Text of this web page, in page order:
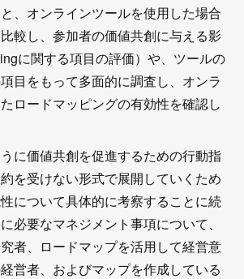
、オンラインツールを使用した場合
較し、参加者の価値共創に与える影
に関する項目の評価）や、ツールの
目をもって多面的に調査し、オンラ
ロードマッピングの有効性を確認し
に価値共創を促進するための行動指
を受けない形式で展開していくため
について具体的に考察することに続
必要なマネジメント事項について、
者、ロードマップを活用して経営意
営者、およびマップを作成している